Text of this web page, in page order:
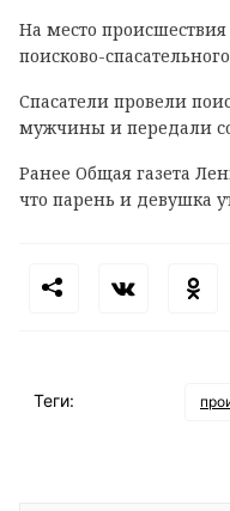
На место
поисково-
Спасатели провели
мужчины и передали
Ранее Общая газета
что парень и девушка
Теги: